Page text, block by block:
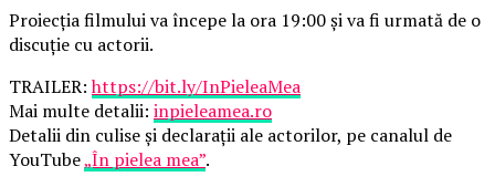
Proiecția filmului va începe la ora 19:00 și va fi urmată de o
discuție cu actorii.
TRAILER:https://bit.ly/InPieleaMea
Mai multe detalii: inpieleamea.ro
Detalii din culise și declarații ale actorilor, pe canalul de
YouTube„În pielea mea”.